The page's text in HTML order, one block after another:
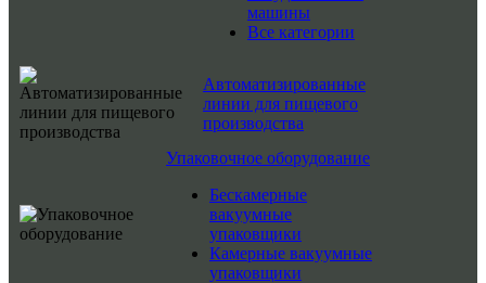
машины
Все категории
Автоматизированные
линии для пищевого
производства
Упаковочное оборудование
Бескамерные
вакуумные
упаковщики
Камерные вакуумные
упаковщики